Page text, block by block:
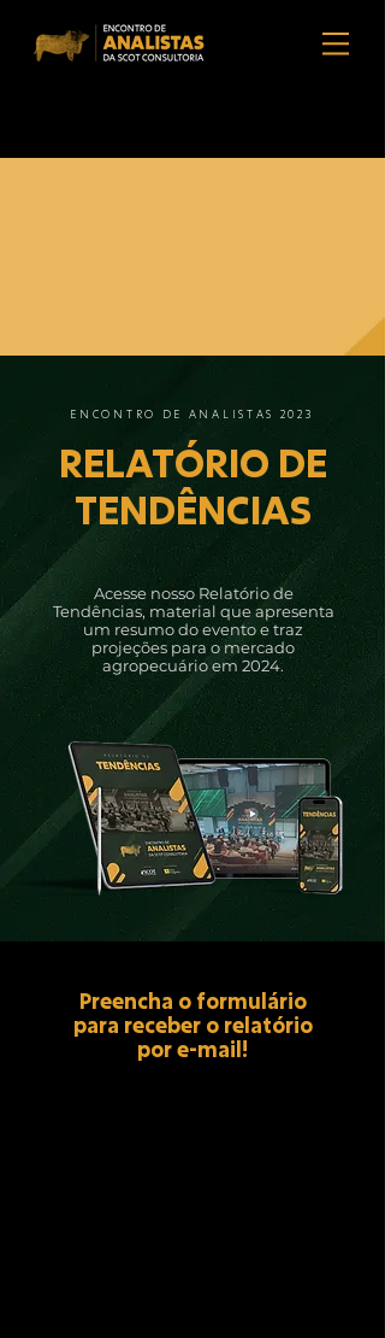
ENCONTRO DE ANALISTAS 2023
RELATÓRIO DE
TENDÊNCIAS
Acesse nosso Relatório de
Tendências, material que apresenta
um resumo do evento e traz
projeções para o mercado
agropecuário em 2024.
Preencha o formulário
para receber o relatório
por e-mail!